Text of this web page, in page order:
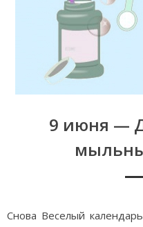
9 июня —
Снова Веселый